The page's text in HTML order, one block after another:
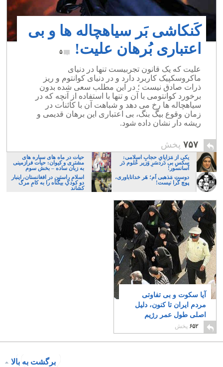
کَنکاشی بَر سیاهچاله ها و بی
اعتباری بُرهان علیت!
۵
علیت که یک قانون تجربیست تنها در دنیای
ماکروسکپیک کاربرد دارد و در دنیای کوانتوم و ریز
ذرات صادق نیست ؛ در این مطلب سعی شده بدون
برخورد کوانتومی با آن و تنها با استفاده از آنچه که در
سیاهچاله ها رخ می دهد و شباهت آن با کائنات در
زمان وقوع بیگ بنگ، بی اعتباری این برهان قدیمی و
ریشه دار نشان داده شود.
۷۵۷ پخش
یکی از مَزایایِ حجابِ اسلامی:
سکسِ بی دَردسَرِ وَزیر عُلوم دَر
آسانسور!
حیات در ماه های سیاره های
مشتری و کیوان: حیات فرازمینی
به زبان ساده – بخش سوم
دوستِ مَذهبی اَم؛ هَر خداناباوری،
پوچ گرا نیست!
اسلامِ راستین در افغانستان، اینبار
دو کودکِ بیگناه را به کامِ مرگ
کشاند
آیا سکوت و بی تفاوتی
مردم ایران تا کنون، دلیل
اصلی طول عمر رژیم
جنایتکار اسلامی نبوده
است؟
۱۲
۶۵۲ پخش
برگشت به بالا